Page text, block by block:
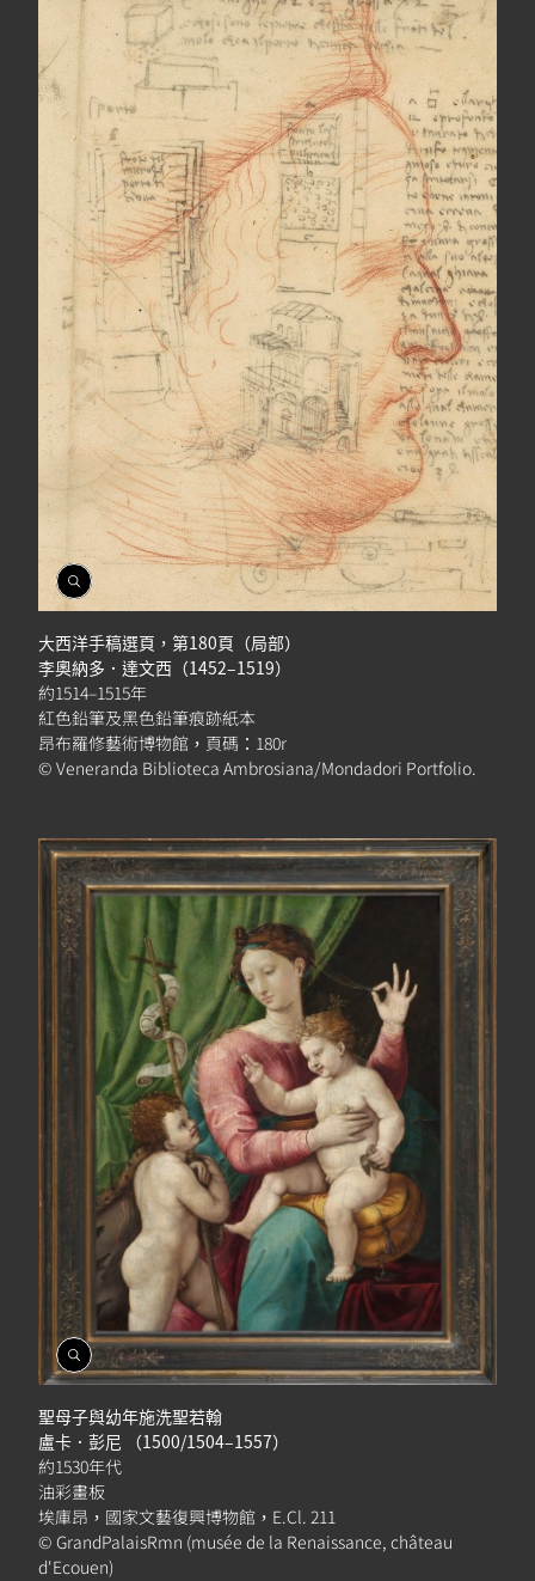
開
啟
相
簿
大西洋手稿選頁，第180頁（局部）
李奧納多．達文西（1452–1519）
約1514–1515年
紅色鉛筆及黑色鉛筆痕跡紙本
昂布羅修藝術博物館，頁碼：180r
© Veneranda Biblioteca Ambrosiana/Mondadori Portfolio.
開
啟
相
簿
聖母子與幼年施洗聖若翰
盧卡．彭尼 （1500/1504–1557）
約1530年代
油彩畫板
埃庫昂，國家文藝復興博物館，E.Cl. 211
© GrandPalaisRmn (musée de la Renaissance, château
d'Ecouen)